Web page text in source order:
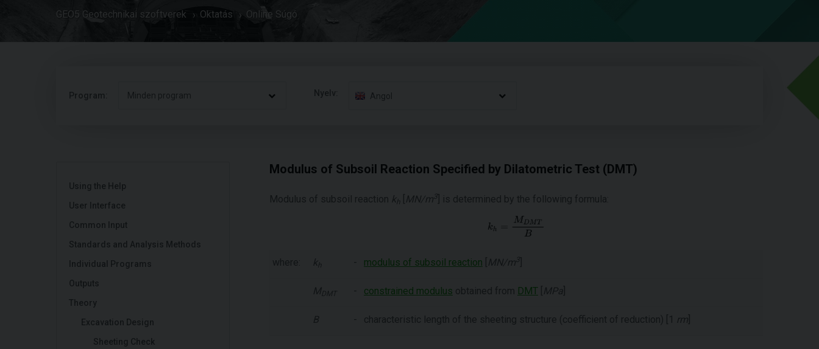
GEO5 Geotechnikai szoftverek Oktatás Online Súgó
Program: Minden program Nyelv: Angol
Using the Help
User Interface
Common Input
Standards and Analysis Methods
Individual Programs
Outputs
Theory
Excavation Design
Sheeting Check
Modulus of Subsoil Reaction Specified by Dilatometric Test (DMT)
Modulus of subsoil reaction kh MN/m3 ] is determined by the following formula:
where: k - modulus of subsoil reaction MN/m 3
MDMT - constrained modulus obtained from DMT MPa
B - characteristic length of the sheeting structure (coefficient of reduction) [1 rm